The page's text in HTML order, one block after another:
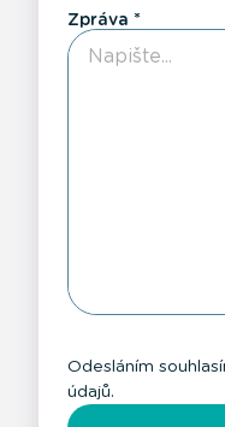
Zpráva
Odesláním
údajů.